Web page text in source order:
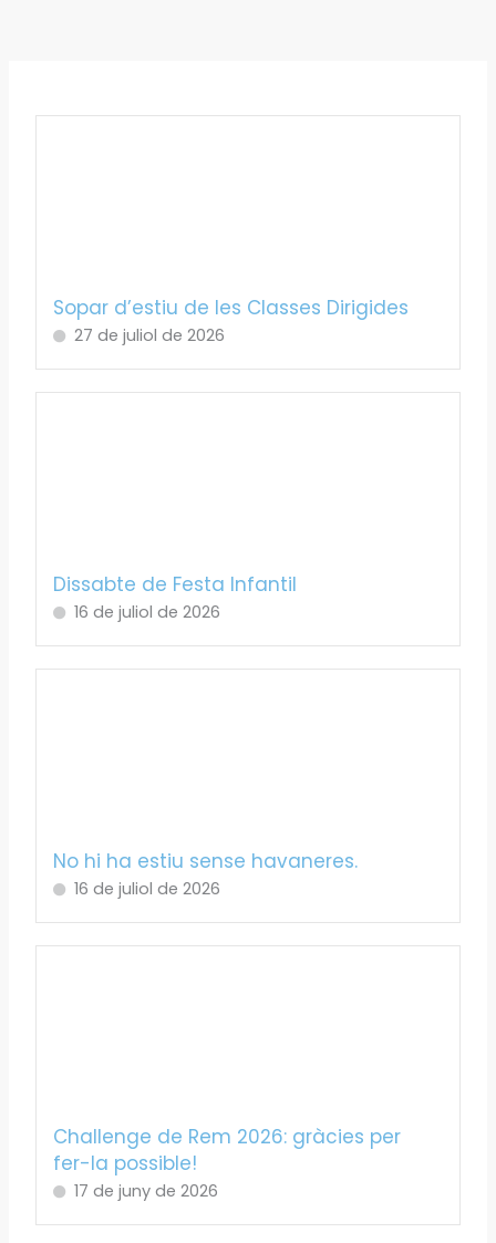
Sopar d’estiu de les Classes Dirigides
27 de juliol de 2026
Dissabte de Festa Infantil
16 de juliol de 2026
No hi ha estiu sense havaneres.
16 de juliol de 2026
Challenge de Rem 2026: gràcies per
fer-la possible!
17 de juny de 2026